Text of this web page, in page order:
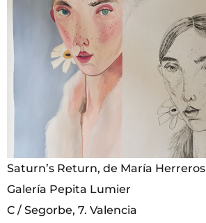
Saturn’s Return, de María Herreros
Galería Pepita Lumier
C / Segorbe, 7. Valencia